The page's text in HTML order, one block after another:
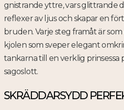
gnistrande yttre, vars glittrande
reflexer av ljus och skapar en
bruden. Varje steg framåt är
kjolen som sveper elegant
tankarna till en verklig prinsessa
sagoslott.
SKRÄDDARSYDD